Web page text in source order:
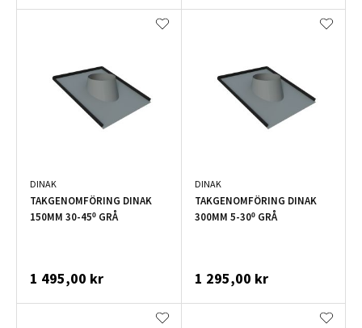
DINAK
TAKGENOMFÖRING DINAK
150MM 30-45º GRÅ
1 495,00 kr
DINAK
TAKGENOMFÖRING DINAK
300MM 5-30º GRÅ
1 295,00 kr